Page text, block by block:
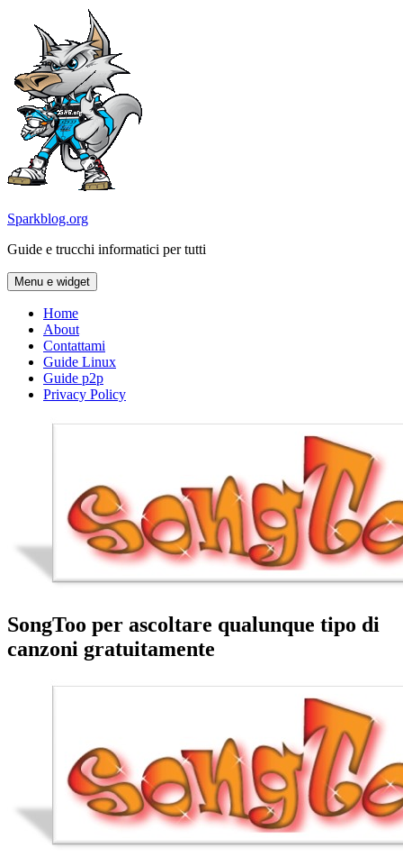
contenuto
Sparkblog.org
Guide e trucchi informatici per tutti
Menu e widget
Home
About
Contattami
Guide Linux
Guide p2p
Privacy Policy
SongToo per ascoltare qualunque tipo di
canzoni gratuitamente